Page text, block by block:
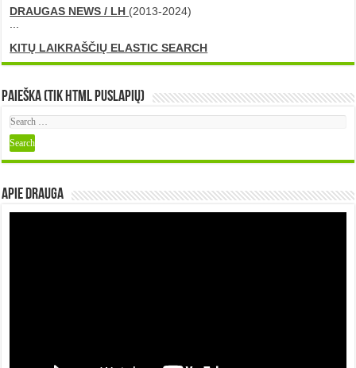
DRAUGAS NEWS / LH (2013-2024)
...
KITŲ LAIKRAŠČIŲ ELASTIC SEARCH
Paieška (tik HTML puslapių)
Apie DRAUGA